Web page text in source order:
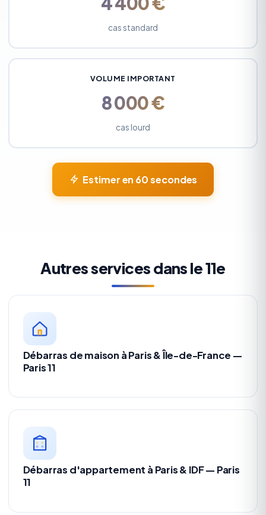
cas standard
VOLUME IMPORTANT
8 000 €
cas lourd
Estimer en 60 secondes
Autres services dans le 11e
Débarras de maison à Paris & Île-de-France —
Paris 11
Débarras d'appartement à Paris & IDF — Paris
11